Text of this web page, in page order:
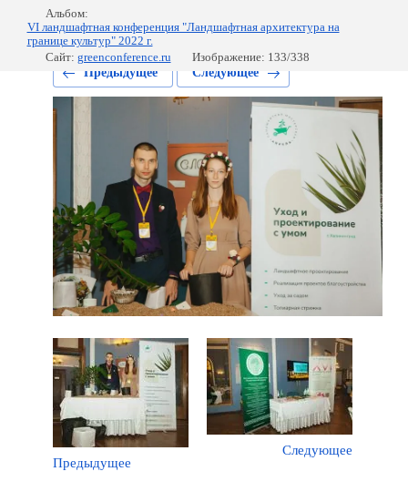
Альбом:
VI ландшафтная конференция "Ландшафтная архитектура на
границе культур" 2022 г.
Сайт: greenconference.ru
Изображение: 133/338
Предыдущее
Следующее
Предыдущее
Следующее